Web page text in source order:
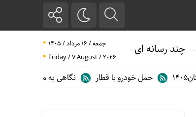
چند رسانه ای
جمعه / ۱۶ مرداد / ۱۴۰۵
Friday / 7 August / 2026
حمل خودرو با قطار نگاهی به مهم ترین آمارهای حمل